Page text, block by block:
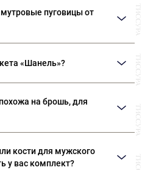
Также вы можете
пуговицы от
рог» всегда идеально идентичны.
в руке, останется холодным.
«Шанель»?
«Шанель», но и различную
частью стиля «Шанель».
на брошь, для
от ювелирных изделий.
кости для мужского
у вас комплект?